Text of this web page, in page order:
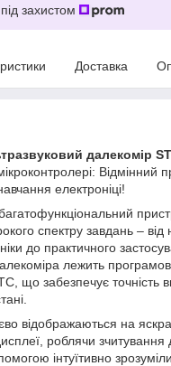
захистом
Доставка
далекомір
Відмінний
електроніці!
спектру завдань – від
до практичного
лежить
що забезпечує точність
відображаються на
роблячи зчитування
інтуїтивно